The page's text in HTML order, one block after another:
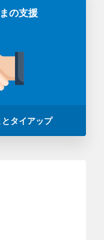
の支援
タイアップ